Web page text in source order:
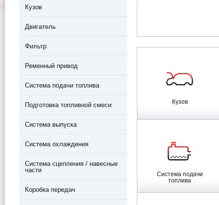
Кузов
Двигатель
Фильтр
Ременный привод
Система подачи топлива
Подготовка топливной смеси
Система выпуска
Система охлаждения
Система сцепления / навесные
части
Коробка передач
Кузов
Система подачи
топлива